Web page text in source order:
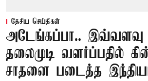
தேசிய செய்திகள்
அடேங்கப்பா.. இவ்வளவு
தலைமுடி வளர்ப்பதில்
சாதனை படைத்த